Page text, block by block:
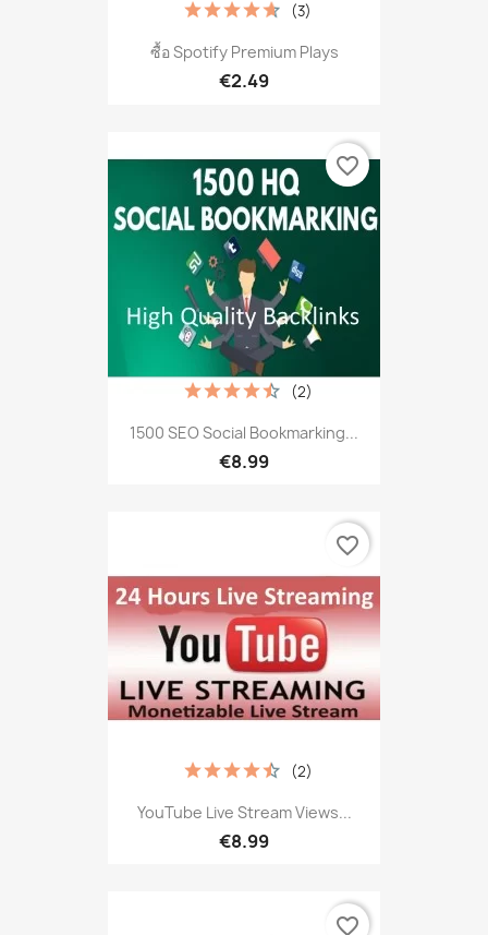
ซื้อ Spotify Premium Plays
€2.49
(3)
1500 SEO Social Bookmarking...
€8.99
(2)
favorite_border
YouTube Live Stream Views...
€8.99
(2)
favorite_border
favorite_border